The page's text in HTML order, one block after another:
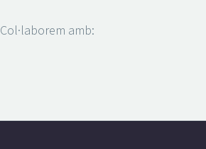
Col·laborem amb: